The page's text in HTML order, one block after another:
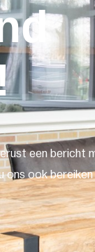
een
ons ook